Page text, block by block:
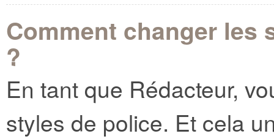
Comment changer les
?
En tant que Rédacteur,
styles de police. Et cela